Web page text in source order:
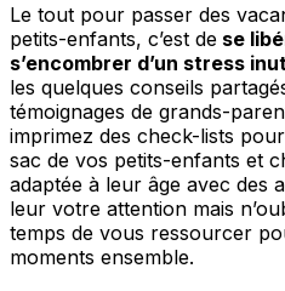
Le tout pour passer des
petits-enfants, c’est de se
s’encombrer d’un stress
les quelques conseils
témoignages de grands-
imprimez des check-lists
sac de vos petits-enfants et
adaptée à leur âge avec des
leur votre attention mais
temps de vous ressourcer
moments ensemble.